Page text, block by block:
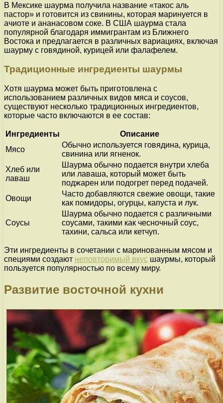
В Мексике шаурма получила название «такос аль
пастор» и готовится из свинины, которая маринуется в
ачиоте и ананасовом соке. В США шаурма стала
популярной благодаря иммигрантам из Ближнего
Востока и предлагается в различных вариациях, включая
шаурму с говядиной, курицей или фалафелем.
Традиционные ингредиенты шаурмы
Хотя шаурма может быть приготовлена с
использованием различных видов мяса и соусов,
существуют несколько традиционных ингредиентов,
которые часто включаются в ее состав:
Ингредиенты
Описание
Мясо
Обычно используется говядина, курица,
свинина или ягненок.
Хлеб или
лаваш
Шаурма обычно подается внутри хлеба
или лаваша, который может быть
поджарен или подогрет перед подачей.
Овощи
Часто добавляются свежие овощи, такие
как помидоры, огурцы, капуста и лук.
Соусы
Шаурма обычно подается с различными
соусами, такими как чесночный соус,
тахини, сальса или кетчуп.
Эти ингредиенты в сочетании с маринованным мясом и
специями создают неповторимый вкус шаурмы, который
пользуется популярностью по всему миру.
Развитие восточной кухни